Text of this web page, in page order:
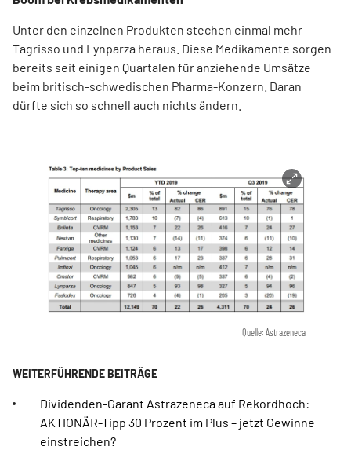
Unter den einzelnen Produkten stechen einmal mehr
Tagrisso und Lynparza heraus. Diese Medikamente sorgen
bereits seit einigen Quartalen für anziehende Umsätze
beim britisch-schwedischen Pharma-Konzern. Daran
dürfte sich so schnell auch nichts ändern.
Quelle: Astrazeneca
Dividenden-Garant Astrazeneca auf Rekordhoch:
AKTIONÄR-Tipp 30 Prozent im Plus – jetzt Gewinne
einstreichen?